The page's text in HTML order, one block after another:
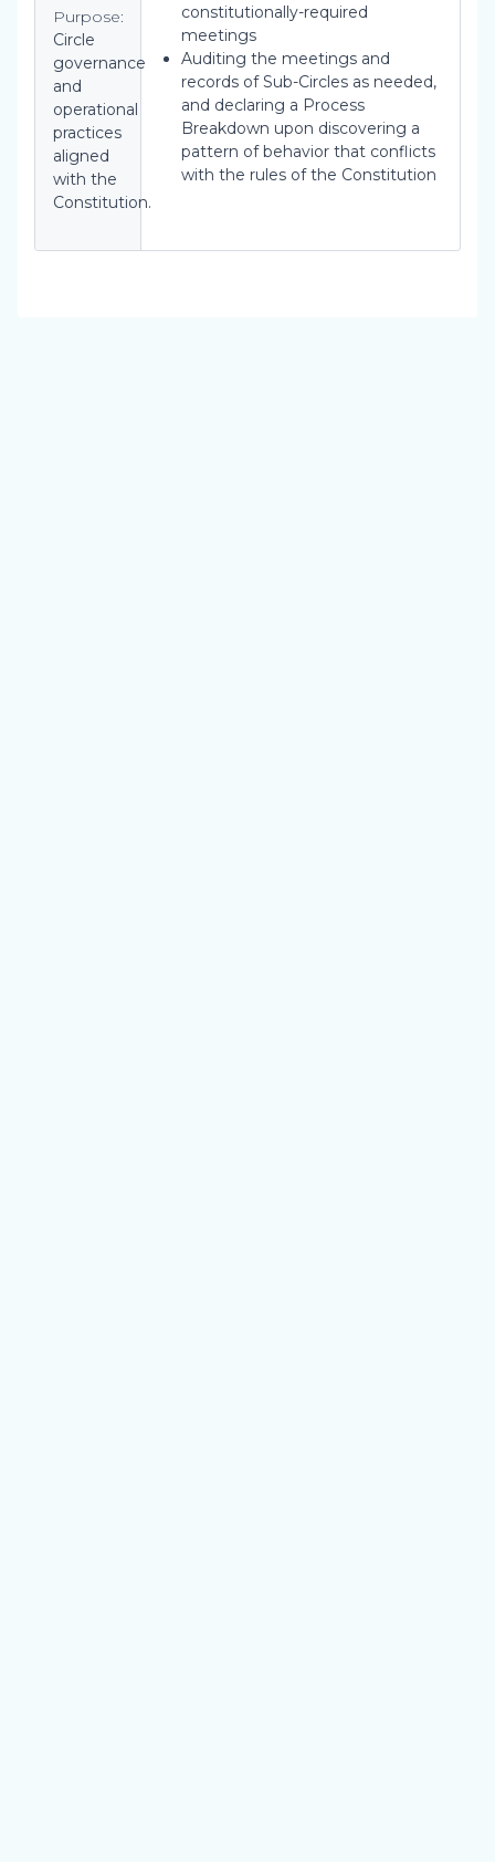
Purpose:
Circle
governance
and
operational
practices
aligned
with the
Constitution.
constitutionally-required
meetings
Auditing the meetings and
records of Sub-Circles as needed,
and declaring a Process
Breakdown upon discovering a
pattern of behavior that conflicts
with the rules of the Constitution